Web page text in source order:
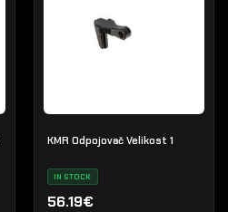
KMR Odpojovač Velikost 1
IN STOCK
56.19€